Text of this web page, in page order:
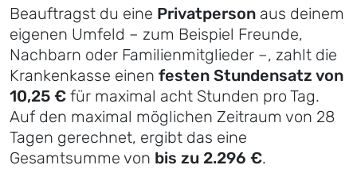
Beauftragst du eine Privatperson aus deinem
eigenen Umfeld – zum Beispiel Freunde,
Nachbarn oder Familienmitglieder –, zahlt die
Krankenkasse einen festen Stundensatz von
10,25 € für maximal acht Stunden pro Tag.
Auf den maximal möglichen Zeitraum von 28
Tagen gerechnet, ergibt das eine
Gesamtsumme von bis zu 2.296 €.